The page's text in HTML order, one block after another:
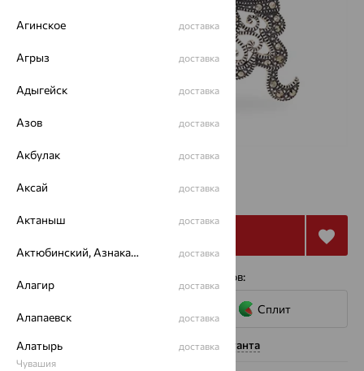
от 11 862 32 950₽
с помощью сервисов:
Сплит
Нужна помощь консультанта
Агинское доставка
Агрыз доставка
Адыгейск доставка
Азов доставка
Акбулак доставка
Аксай доставка
Актаныш доставка
Актюбинский, Азнакаевский район доставка
Алагир доставка
Алапаевск доставка
Алатырь
Чувашия
доставка